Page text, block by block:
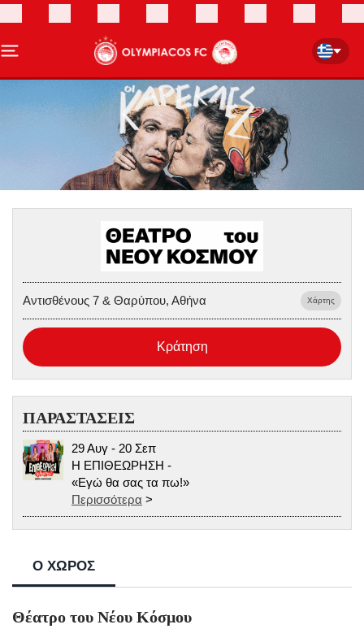
Αντισθένους 7 & Θαρύπου, Αθήνα Χάρτης
Κράτηση
ΠΑΡΑΣΤΑΣΕΙΣ
29 Αυγ - 20 Σεπ
Η ΕΠΙΘΕΩΡΗΣΗ -
«Εγώ θα σας τα πω!»
Περισσότερα >
Ο ΧΩΡΟΣ
Θέατρο του Νέου Κόσμου